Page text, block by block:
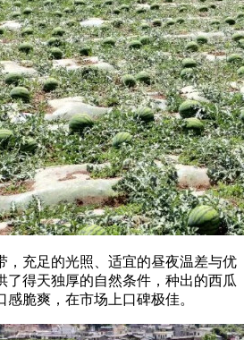
，充足的光照、适宜的昼夜温差与优
了得天独厚的自然条件，种出的西瓜
脆爽，在市场上口碑极佳。